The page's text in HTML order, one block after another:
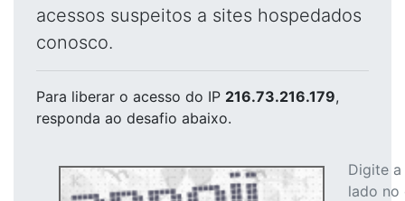
acessos suspeitos a sites hospedados
conosco.
Para liberar o acesso do IP 216.73.216.179,
responda ao desafio abaixo.
Digite
lado no